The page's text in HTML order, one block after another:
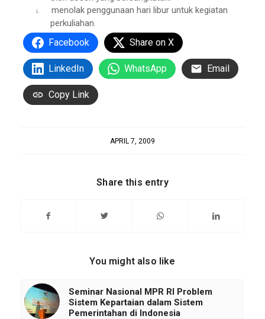
i.
menolak penggunaan hari libur untuk kegiatan
perkuliahan.
Facebook Share on X
LinkedIn WhatsApp Email
Copy Link
APRIL 7, 2009
Share this entry
You might also like
Seminar Nasional MPR RI Problem
Sistem Kepartaian dalam Sistem
Pemerintahan di Indonesia